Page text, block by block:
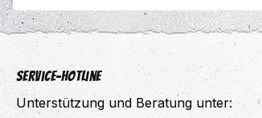
Service-Hotline
Unterstützung und Beratung unter: